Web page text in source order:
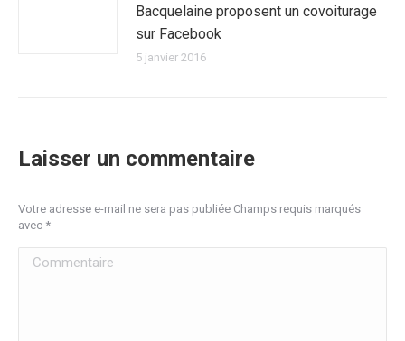
Bacquelaine proposent un covoiturage
sur Facebook
5 janvier 2016
Laisser un commentaire
Votre adresse e-mail ne sera pas publiée Champs requis marqués
avec *
Commentaire